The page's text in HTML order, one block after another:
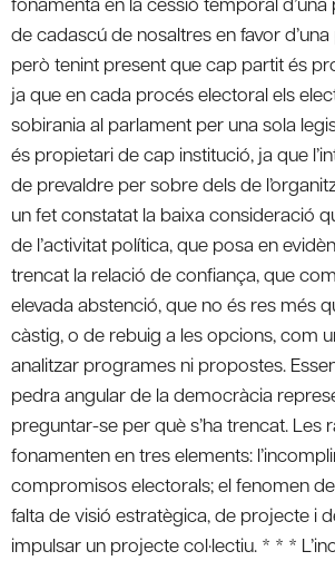
de cadascú de nosaltres en favor
però tenint present que cap partit és
ja que en cada procés electoral els
sobirania al parlament per una sola
és propietari de cap institució, ja que
de prevaldre per sobre dels de
un fet constatat la baixa consideració
de l’activitat política, que posa en
trencat la relació de confiança, que
elevada abstenció, que no és res més
càstig, o de rebuig a les opcions, com
analitzar programes ni propostes.
pedra angular de la democràcia
preguntar-se per què s’ha trencat. Les
fonamenten en tres elements:
compromisos electorals; el fenomen
falta de visió estratègica, de projecte i
impulsar un projecte col·lectiu. * * *